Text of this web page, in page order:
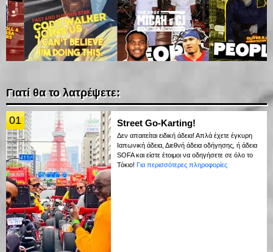
Γιατί θα το λατρέψετε:
01 Street Go-Karting!
Δεν απαιτείται ειδική άδεια! Απλά έχετε έγκυρη
Ιαπωνική άδεια, Διεθνή άδεια οδήγησης, ή άδεια
SOFA και είστε έτοιμοι να οδηγήσετε σε όλο το
Τόκιο! Για περισσότερες πληροφορίες